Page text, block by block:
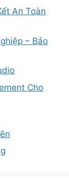
An Toàn
– Bảo
Cho